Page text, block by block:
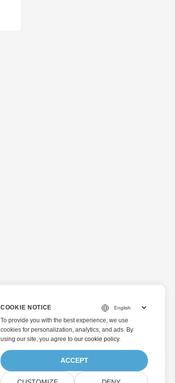
COOKIE NOTICE
To provide you with the best experience, we use
cookies for personalization, analytics, and ads. By
using our site, you agree to our cookie policy.
ACCEPT